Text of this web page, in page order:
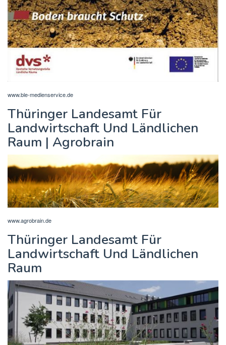
www.ble-medienservice.de
Thüringer Landesamt Für
Landwirtschaft Und Ländlichen
Raum | Agrobrain
www.agrobrain.de
Thüringer Landesamt Für
Landwirtschaft Und Ländlichen
Raum